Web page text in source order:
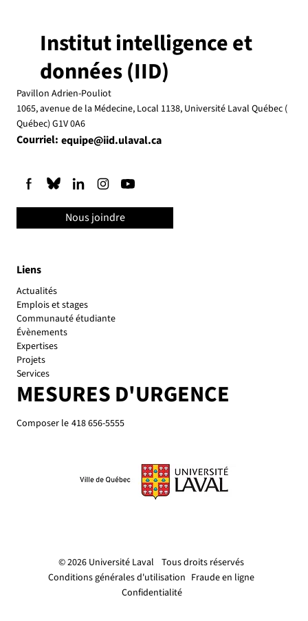
2e édition du Rendez-vous IA en Abitibi-
Témiscamingue le 20 mai 2026
© 2026 Université Laval Tous droits réservés
Conditions générales d'utilisation Fraude en ligne
Confidentialité
Liens
Actualités
Emplois et stages
Communauté étudiante
Évènements
Expertises
Projets
Services
MESURES D'URGENCE
Composer le 418 656-5555
Institut intelligence et
données (IID)
Pavillon Adrien-Pouliot
1065, avenue de la Médecine, Local 1138, Université Laval Québec (
Québec) G1V 0A6
Courriel: equipe@iid.ulaval.ca
Nous joindre